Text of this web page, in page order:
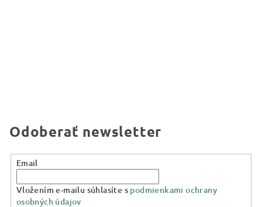
Odoberať newsletter
Email
Vložením e-mailu súhlasíte s podmienkami ochrany
osobných údajov